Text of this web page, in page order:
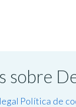
sobre
Política de